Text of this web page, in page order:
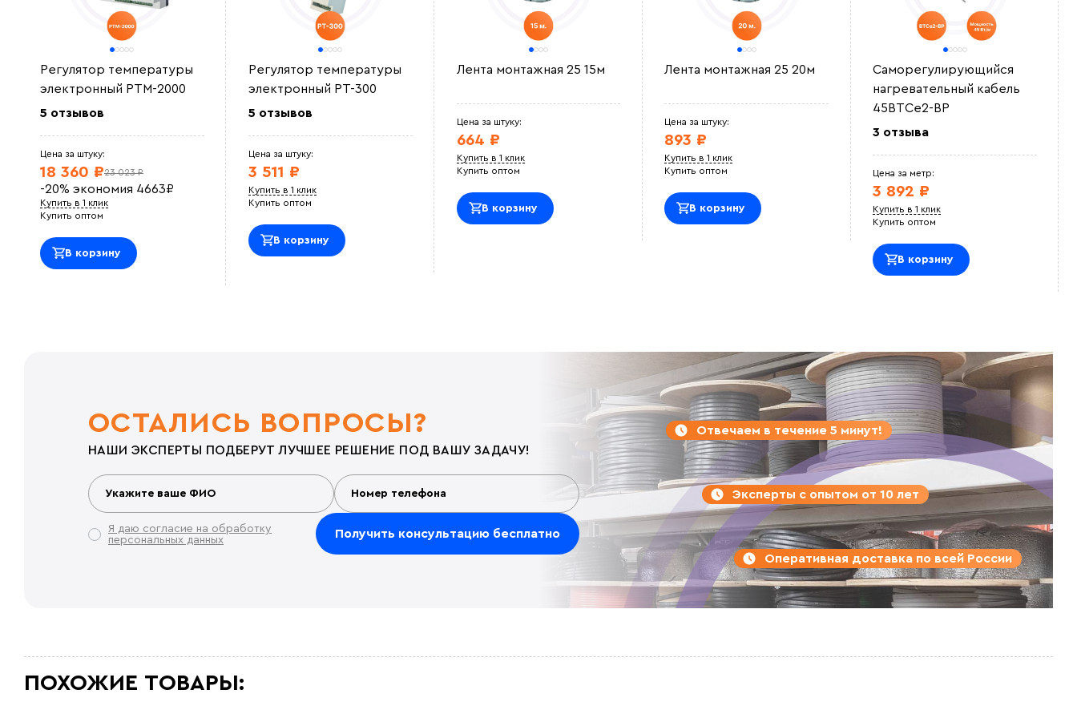
Регулятор температуры
электронный РТМ-2000
5 отзывов
Цена за штуку:
23 023 ₽
18 360 ₽
-20% экономия 4663₽
Купить в 1 клик
Купить оптом
В корзину
Регулятор температуры
электронный РТ-300
5 отзывов
Цена за штуку:
3 511 ₽
Купить в 1 клик
Купить оптом
В корзину
Лента монтажная 25 15м
Цена за штуку:
664 ₽
Купить в 1 клик
Купить оптом
В корзину
Лента монтажная 25 20м
Цена за штуку:
893 ₽
Купить в 1 клик
Купить оптом
В корзину
Саморегулирующийся
нагревательный кабель
45ВТСe2-ВР
3 отзыва
Цена за метр:
3 892 ₽
Купить в 1 клик
Купить оптом
В корзину
ОСТАЛИСЬ ВОПРОСЫ?
НАШИ ЭКСПЕРТЫ ПОДБЕРУТ ЛУЧШЕЕ РЕШЕНИЕ ПОД ВАШУ ЗАДАЧУ!
Я даю согласие на обработку
персональных данных
Отвечаем в течение 5 минут!
Эксперты с опытом от 10 лет
Оперативная доставка по всей России
ПОХОЖИЕ ТОВАРЫ: